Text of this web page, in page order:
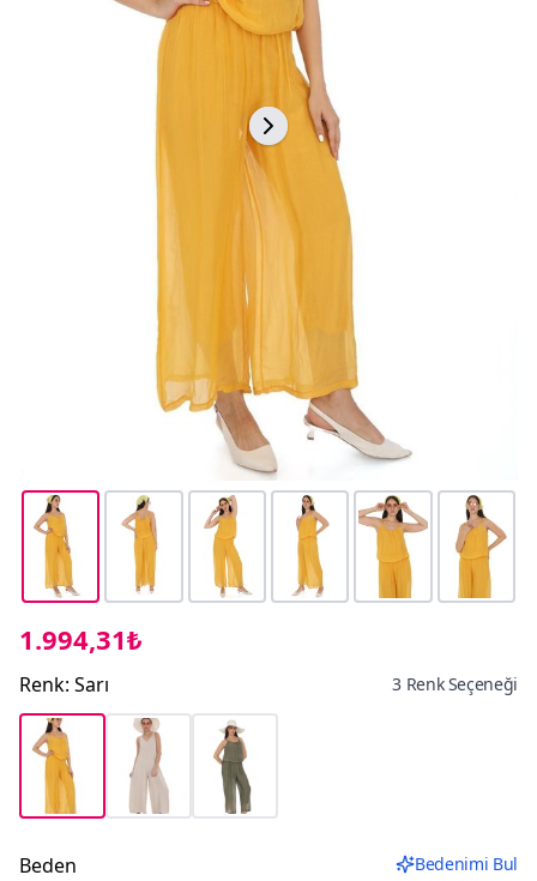
1.994,31₺
Renk: Sarı 3 Renk Seçeneği
Beden Bedenimi Bul